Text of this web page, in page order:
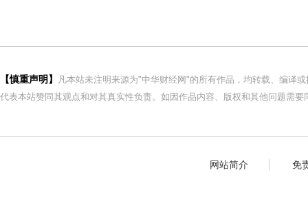
【慎重声明】
凡本站未注明来源为"中华财经网"的所有作品，均转载、编译
代表本站赞同其观点和对其真实性负责。如因作品内容、版权和其他问题需
网站简介 免